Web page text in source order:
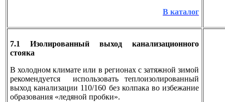
В каталог
7.1 Изолированный выход канализационного
стояка
В холодном климате или в регионах с затяжной зимой
рекомендуется использовать теплоизолированный
выход канализации 110/160 без колпака во избежание
образования «ледяной пробки».